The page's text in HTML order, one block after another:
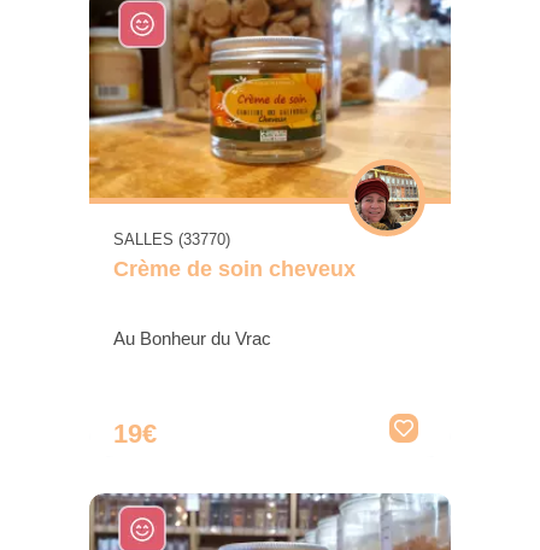
SALLES (33770)
Crème de soin cheveux
Au Bonheur du Vrac
19€